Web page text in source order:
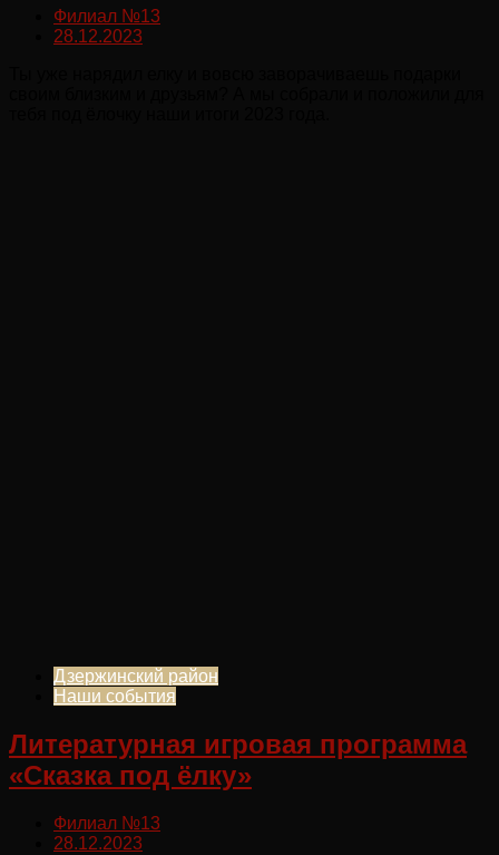
Филиал №13
28.12.2023
Дзержинский район
Наши события
Литературная игровая программа
«Сказка под ёлку»
Филиал №13
28.12.2023